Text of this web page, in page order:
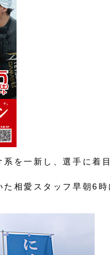
を一新し、選手に着
相愛スタッフ早朝6